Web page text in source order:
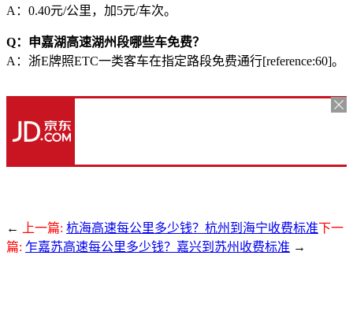
A：0.40元/公里，加5元/车次。
Q：申嘉湖高速湖州段哪些车免费？
A：浙E牌照ETC一类客车在指定路段免费通行[reference:60]。
← 上一篇: 杭海高速每公里多少钱？杭州到海宁收费标准下一
篇: 乍嘉苏高速每公里多少钱？嘉兴到苏州收费标准 →